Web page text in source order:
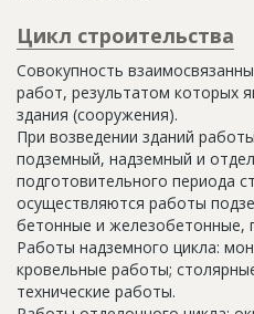
Цикл строительства
Совокупность
работ, результатом которых
здания (сооружения).
При возведении зданий
подземный, надземный и
подготовительного периода
осуществляются работы
бетонные и железобетонные,
Работы надземного цикла:
кровельные работы;
технические работы.